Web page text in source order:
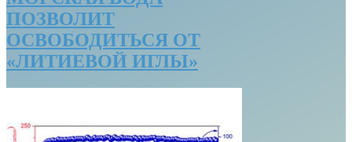
ПОЗВОЛИТ
ОСВОБОДИТЬСЯ ОТ
«ЛИТИЕВОЙ ИГЛЫ»